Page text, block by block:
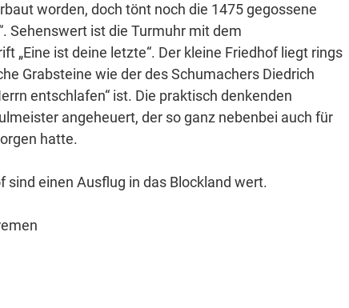
worden, doch tönt noch die 1475 gegossene
Sehenswert ist die Turmuhr mit dem
„Eine ist deine letzte“. Der kleine Friedhof liegt rings
Grabsteine wie der des Schumachers Diedrich
entschlafen“ ist. Die praktisch denkenden
angeheuert, der so ganz nebenbei auch für
hatte.
sind einen Ausflug in das Blockland wert.